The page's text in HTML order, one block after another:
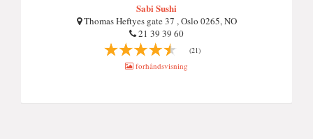
Sabi Sushi
Thomas Heftyes gate 37 , Oslo 0265, NO
21 39 39 60
(21)
forhåndsvisning